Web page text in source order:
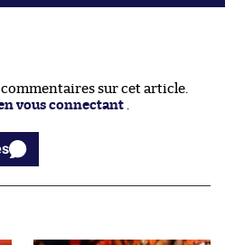
sur cet article.
vous connectant